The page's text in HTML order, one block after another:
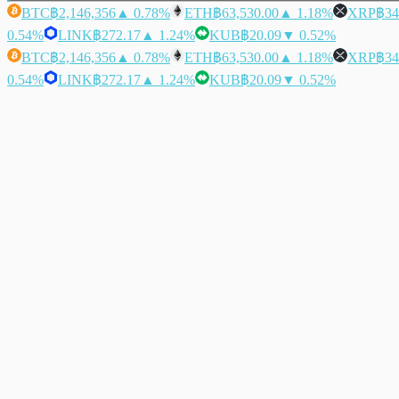
BTC฿2,146,356 ▲ 0.78% ETH฿63,530.00 ▲ 1.18% XRP฿
0.54%
LINK฿272.17 ▲ 1.24% KUB฿20.09▼ 0.52%
BTC฿2,146,356 ▲ 0.78% ETH฿63,530.00 ▲ 1.18% XRP฿
0.54%
LINK฿272.17 ▲ 1.24% KUB฿20.09▼ 0.52%